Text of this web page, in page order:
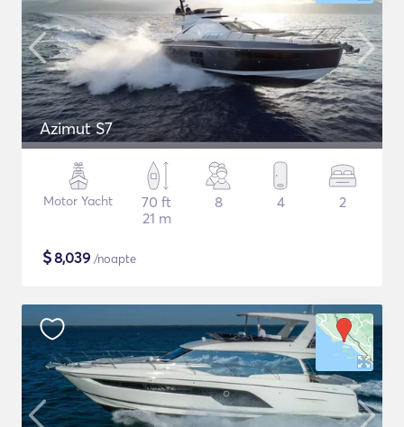
Azimut S7
Motor Yacht
70 ft
21 m
8 4 2
$8,039 /noapte